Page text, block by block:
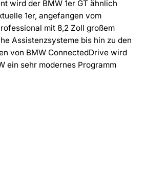
wird der BMW 1er GT ähnlich
1er, angefangen vom
mit 8,2 Zoll großem
Assistenzsysteme bis hin zu den
von BMW ConnectedDrive wird
ein sehr modernes Programm